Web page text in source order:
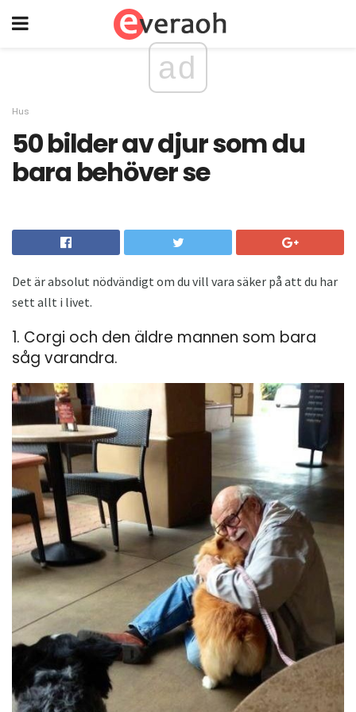
ad
Hus
50 bilder av djur som du
bara behöver se
Det är absolut nödvändigt om du vill vara säker på att du har
sett allt i livet.
1. Corgi och den äldre mannen som bara
såg varandra.